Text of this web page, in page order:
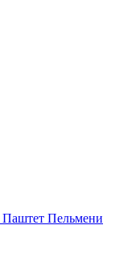
Паштет Пельмени